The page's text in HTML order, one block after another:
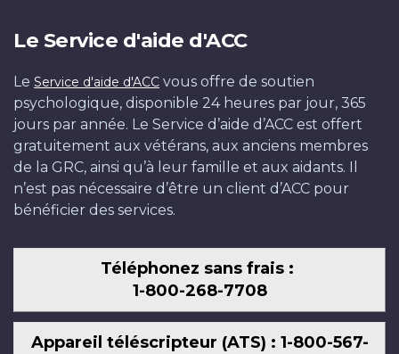
Le Service d'aide d'ACC
Le Service d'aide d'ACC vous offre de soutien
psychologique, disponible 24 heures par jour, 365
jours par année. Le Service d’aide d’ACC est offert
gratuitement aux vétérans, aux anciens membres
de la GRC, ainsi qu’à leur famille et aux aidants. Il
n’est pas nécessaire d’être un client d’ACC pour
bénéficier des services.
Téléphonez sans frais :
1-800-268-7708
Appareil téléscripteur (ATS) : 1-800-567-